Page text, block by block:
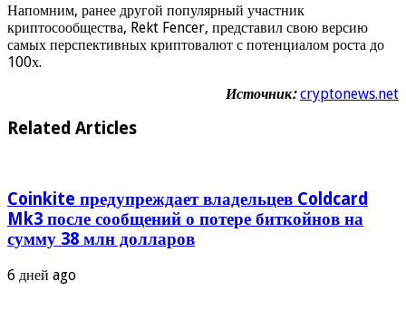
Напомним, ранее другой популярный участник
криптосообщества, Rekt Fencer, представил свою версию
самых перспективных криптовалют с потенциалом роста до
100х.
Источник: cryptonews.net
Related Articles
Coinkite предупреждает владельцев Coldcard
Mk3 после сообщений о потере биткойнов на
сумму 38 млн долларов
6 дней ago